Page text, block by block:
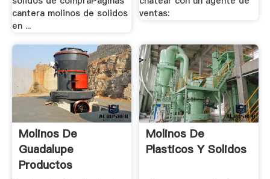
cantera molinos de solidos
en ...
ventas:
Molinos De
Guadalupe
Productos
Molinos De
Plasticos Y Solidos